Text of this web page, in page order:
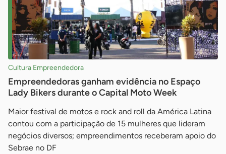
Cultura Empreendedora
Empreendedoras ganham evidência no Espaço
Lady Bikers durante o Capital Moto Week
Maior festival de motos e rock and roll da América Latina
contou com a participação de 15 mulheres que lideram
negócios diversos; empreendimentos receberam apoio do
Sebrae no DF